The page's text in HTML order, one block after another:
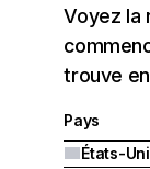
Voyez la
trouve
Pays
États-